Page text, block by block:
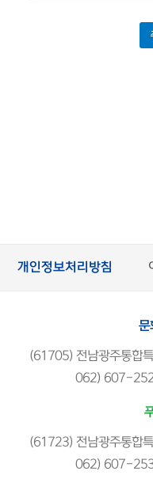
개인정보처리방침
문
(61705) 전남광주통합
062) 607-
(61723) 전남광주통합
062) 607-